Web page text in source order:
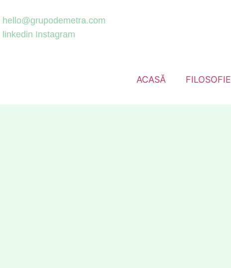
hello@grupodemetra.com
linkedin Instagram
ACASĂ FILOSOFIE